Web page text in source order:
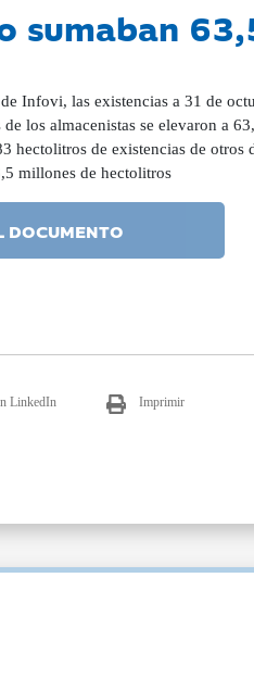
sumaban
Infovi, las existencias a 31 de
los almacenistas se elevaron a
hectolitros de existencias de
millones de hectolitros
DOCUMENTO
LinkedIn Imprimir